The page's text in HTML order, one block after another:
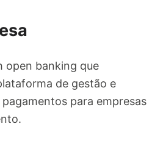
open banking que
de gestão e
para empresas